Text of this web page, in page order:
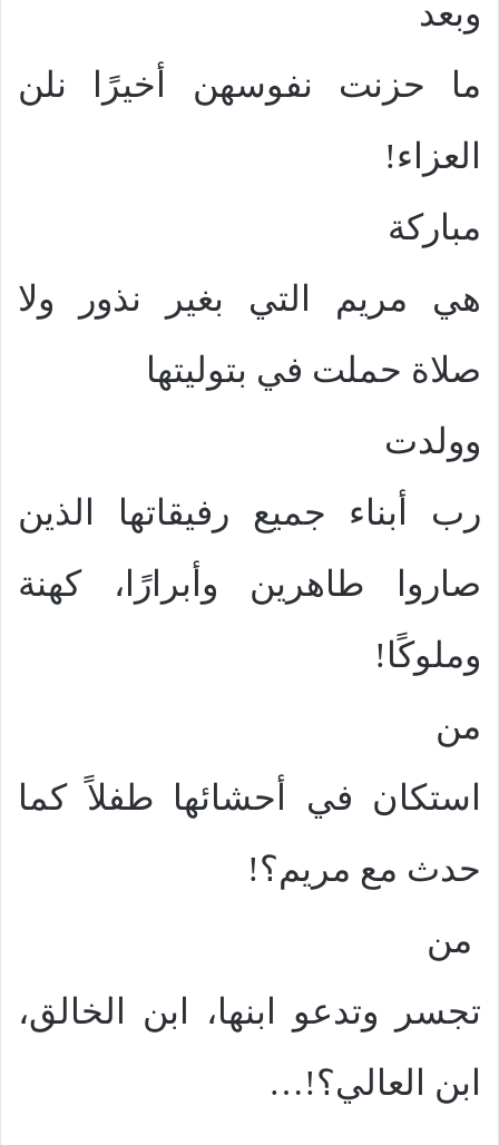
وبعد
ما حزنت نفوسهن أخيرًا نلن
العزاء!
مباركة
هي مريم التي بغير نذور ولا
صلاة حملت في بتوليتها
وولدت
رب أبناء جميع رفيقاتها الذين
صاروا طاهرين وأبرارًا، كهنة
وملوكًا!
من
استكان في أحشائها طفلاً كما
حدث مع مريم؟!
من
تجسر وتدعو ابنها، ابن الخالق،
ابن العالي؟!…